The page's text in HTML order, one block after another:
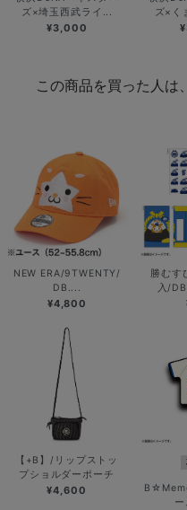
ズ×埼玉西武ライ...
¥3,000
ズ×く
この商品を買った人は
NEW ERA/9TWENTY/
DB....
¥4,800
勝むす
入/
【+B】/リップストッ
プショルダーポーチ
¥4,600